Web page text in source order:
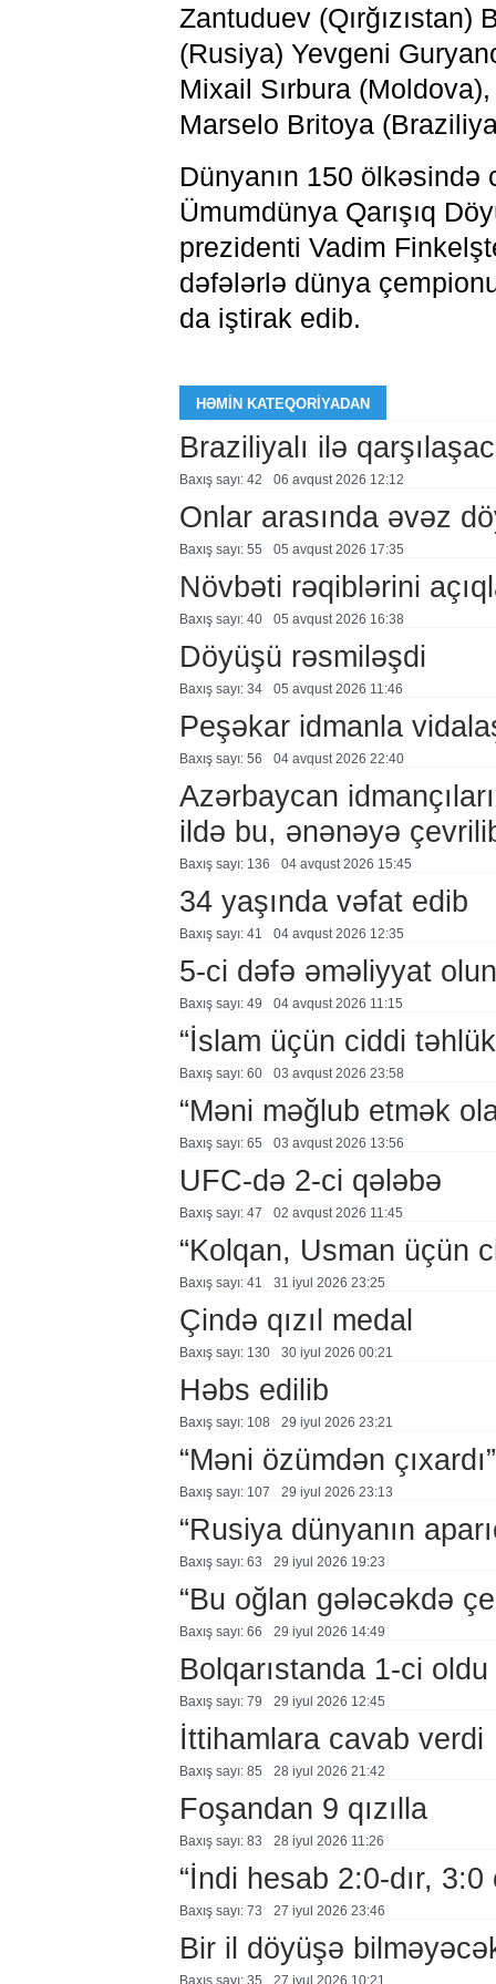
Zantuduev
(Rusiya) Yevgeni
Mixail Sırbura
Marselo Britoya
Dünyanın 150 ölkəsində
Ümumdünya Qarışıq
prezidenti Vadim
dəfələrlə dünya
da iştirak edib.
HƏMIN KATEQORIYADAN
Braziliyalı ilə
Baxış sayı: 42 06 avqust 2026 12:12
Onlar arasında əvəz
Baxış sayı: 55 05 avqust 2026 17:35
Növbəti rəqiblərini
Baxış sayı: 40 05 avqust 2026 16:38
Döyüşü rəsmiləşdi
Baxış sayı: 34 05 avqust 2026 11:46
Peşəkar idmanla
Baxış sayı: 56 04 avqust 2026 22:40
Azərbaycan
ildə bu, ənənəyə
Baxış sayı: 136 04 avqust 2026 15:45
34 yaşında vəfat edib
Baxış sayı: 41 04 avqust 2026 12:35
5-ci dəfə əməliyyat
Baxış sayı: 49 04 avqust 2026 11:15
“İslam üçün ciddi
Baxış sayı: 60 03 avqust 2026 23:58
“Məni məğlub etmək
Baxış sayı: 65 03 avqust 2026 13:56
UFC-də 2-ci qələbə
Baxış sayı: 47 02 avqust 2026 11:45
“Kolqan, Usman üçün
Baxış sayı: 41 31 i̇yul 2026 23:25
Çində qızıl medal
Baxış sayı: 130 30 i̇yul 2026 00:21
Həbs edilib
Baxış sayı: 108 29 i̇yul 2026 23:21
“Məni özümdən çıxardı”
Baxış sayı: 107 29 i̇yul 2026 23:13
“Rusiya dünyanın
Baxış sayı: 63 29 i̇yul 2026 19:23
“Bu oğlan gələcəkdə
Baxış sayı: 66 29 i̇yul 2026 14:49
Bolqarıstanda 1-ci oldu
Baxış sayı: 79 29 i̇yul 2026 12:45
İttihamlara cavab verdi
Baxış sayı: 85 28 i̇yul 2026 21:42
Foşandan 9 qızılla
Baxış sayı: 83 28 i̇yul 2026 11:26
“İndi hesab 2:0-dır, 3:0
Baxış sayı: 73 27 i̇yul 2026 23:46
Bir il döyüşə
Baxış sayı: 35 27 i̇yul 2026 10:21